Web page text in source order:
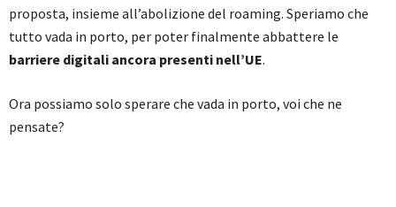
proposta, insieme all’abolizione del roaming. Speriamo che
tutto vada in porto, per poter finalmente abbattere le
barriere digitali ancora presenti nell’UE.
Ora possiamo solo sperare che vada in porto, voi che ne
pensate?